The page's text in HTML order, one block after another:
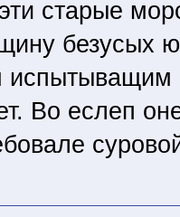
старые
безусых
Во еслеп